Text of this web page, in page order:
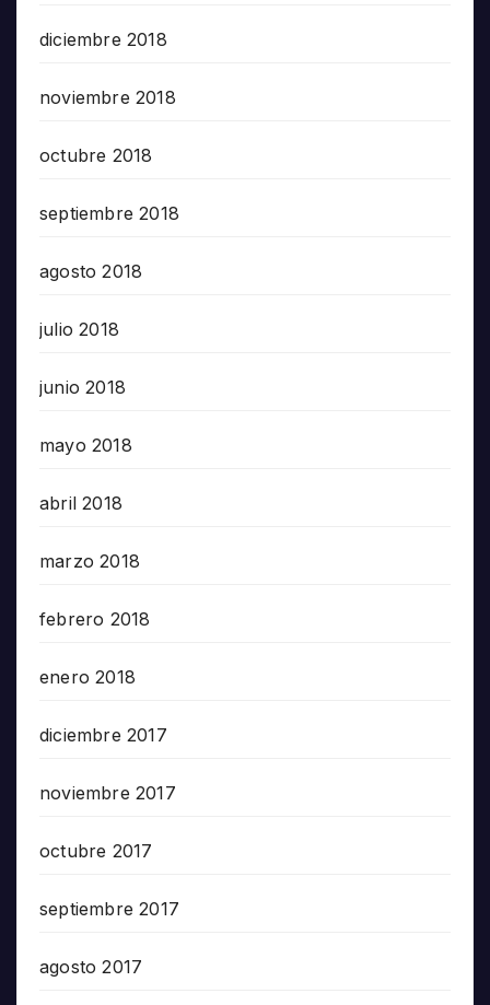
diciembre 2018
noviembre 2018
octubre 2018
septiembre 2018
agosto 2018
julio 2018
junio 2018
mayo 2018
abril 2018
marzo 2018
febrero 2018
enero 2018
diciembre 2017
noviembre 2017
octubre 2017
septiembre 2017
agosto 2017